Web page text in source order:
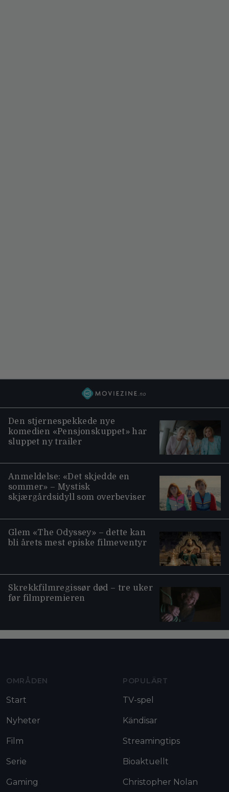
Den stjernespekkede nye
komedien «Pensjonskuppet» har
sluppet ny trailer
Anmeldelse: «Det skjedde en
sommer» – Mystisk
skjærgårdsidyll som overbeviser
Glem «The Odyssey» – dette kan
bli årets mest episke filmeventyr
Skrekkfilmregissør død – tre uker
før filmpremieren
OMRÅDEN
Start
Nyheter
Film
Serie
Gaming
POPULÄRT
TV-spel
Kändisar
Streamingtips
Bioaktuellt
Christopher Nolan